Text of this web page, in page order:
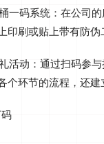
一码系统：在公司
印刷或贴上带有防
活动‌：通过扫码参
个环节的流程，还